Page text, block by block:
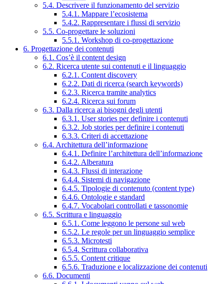
5.4. Descrivere il funzionamento del servizio
5.4.1. Mappare l’ecosistema
5.4.2. Rappresentare i flussi di servizio
5.5. Co-progettare le soluzioni
5.5.1. Workshop di co-progettazione
6. Progettazione dei contenuti
6.1. Cos’è il content design
6.2. Ricerca utente sui contenuti e il linguaggio
6.2.1. Content discovery
6.2.2. Dati di ricerca (search keywords)
6.2.3. Ricerca tramite analytics
6.2.4. Ricerca sui forum
6.3. Dalla ricerca ai bisogni degli utenti
6.3.1. User stories per definire i contenuti
6.3.2. Job stories per definire i contenuti
6.3.3. Criteri di accettazione
6.4. Architettura dell’informazione
6.4.1. Definire l’architettura dell’informazione
6.4.2. Alberatura
6.4.3. Flussi di interazione
6.4.4. Sistemi di navigazione
6.4.5. Tipologie di contenuto (content type)
6.4.6. Ontologie e standard
6.4.7. Vocabolari controllati e tassonomie
6.5. Scrittura e linguaggio
6.5.1. Come leggono le persone sul web
6.5.2. Le regole per un linguaggio semplice
6.5.3. Microtesti
6.5.4. Scrittura collaborativa
6.5.5. Content critique
6.5.6. Traduzione e localizzazione dei contenuti
6.6. Documenti